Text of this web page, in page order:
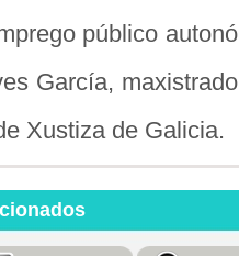
público
García,
Xustiza de Galicia.